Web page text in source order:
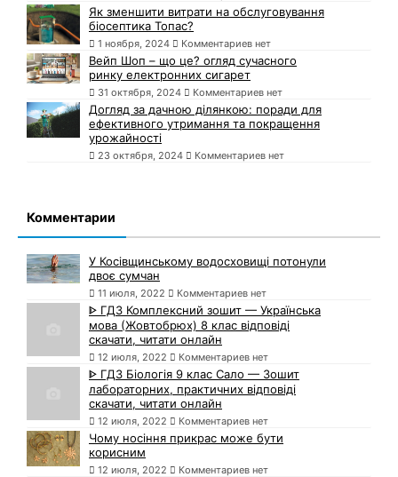
Як зменшити витрати на обслуговування
біосептика Топас?
1 ноября, 2024 Комментариев нет
Вейп Шоп – що це? огляд сучасного
ринку електронних сигарет
31 октября, 2024 Комментариев нет
Догляд за дачною ділянкою: поради для
ефективного утримання та покращення
урожайності
23 октября, 2024 Комментариев нет
Комментарии
У Косівщинському водосховищі потонули
двоє сумчан
11 июля, 2022 Комментариев нет
ᐈ ГДЗ Комплексний зошит — Українська
мова (Жовтобрюх) 8 клас відповіді
скачати, читати онлайн
12 июля, 2022 Комментариев нет
ᐈ ГДЗ Біологія 9 клас Сало — Зошит
лабораторних, практичних відповіді
скачати, читати онлайн
12 июля, 2022 Комментариев нет
Чому носіння прикрас може бути
корисним
12 июля, 2022 Комментариев нет